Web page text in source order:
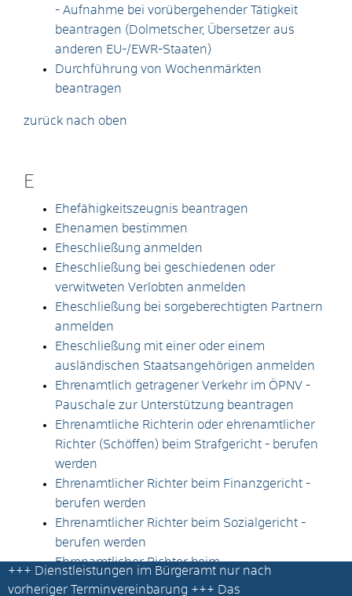
- Aufnahme bei vorübergehender Tätigkeit
beantragen (Dolmetscher, Übersetzer aus
anderen EU-/EWR-Staaten)
Durchführung von Wochenmärkten
beantragen
zurück nach oben
E
Ehefähigkeitszeugnis beantragen
Ehenamen bestimmen
Eheschließung anmelden
Eheschließung bei geschiedenen oder
verwitweten Verlobten anmelden
Eheschließung bei sorgeberechtigten Partnern
anmelden
Eheschließung mit einer oder einem
ausländischen Staatsangehörigen anmelden
Ehrenamtlich getragener Verkehr im ÖPNV -
Pauschale zur Unterstützung beantragen
Ehrenamtliche Richterin oder ehrenamtlicher
Richter (Schöffen) beim Strafgericht - berufen
werden
Ehrenamtlicher Richter beim Finanzgericht -
berufen werden
Ehrenamtlicher Richter beim Sozialgericht -
berufen werden
Ehrenamtlicher Richter beim
Verwaltungsgericht - berufen werden
+++ Dienstleistungen im Bürgeramt nur nach
vorheriger Terminvereinbarung +++ Das